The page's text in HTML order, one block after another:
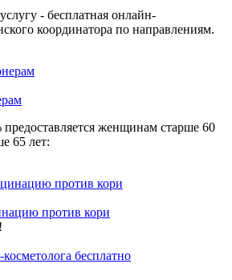
- бесплатная онлайн-
координатора по направлениям.
предоставляется женщинам старше 60
65 лет:
против кори